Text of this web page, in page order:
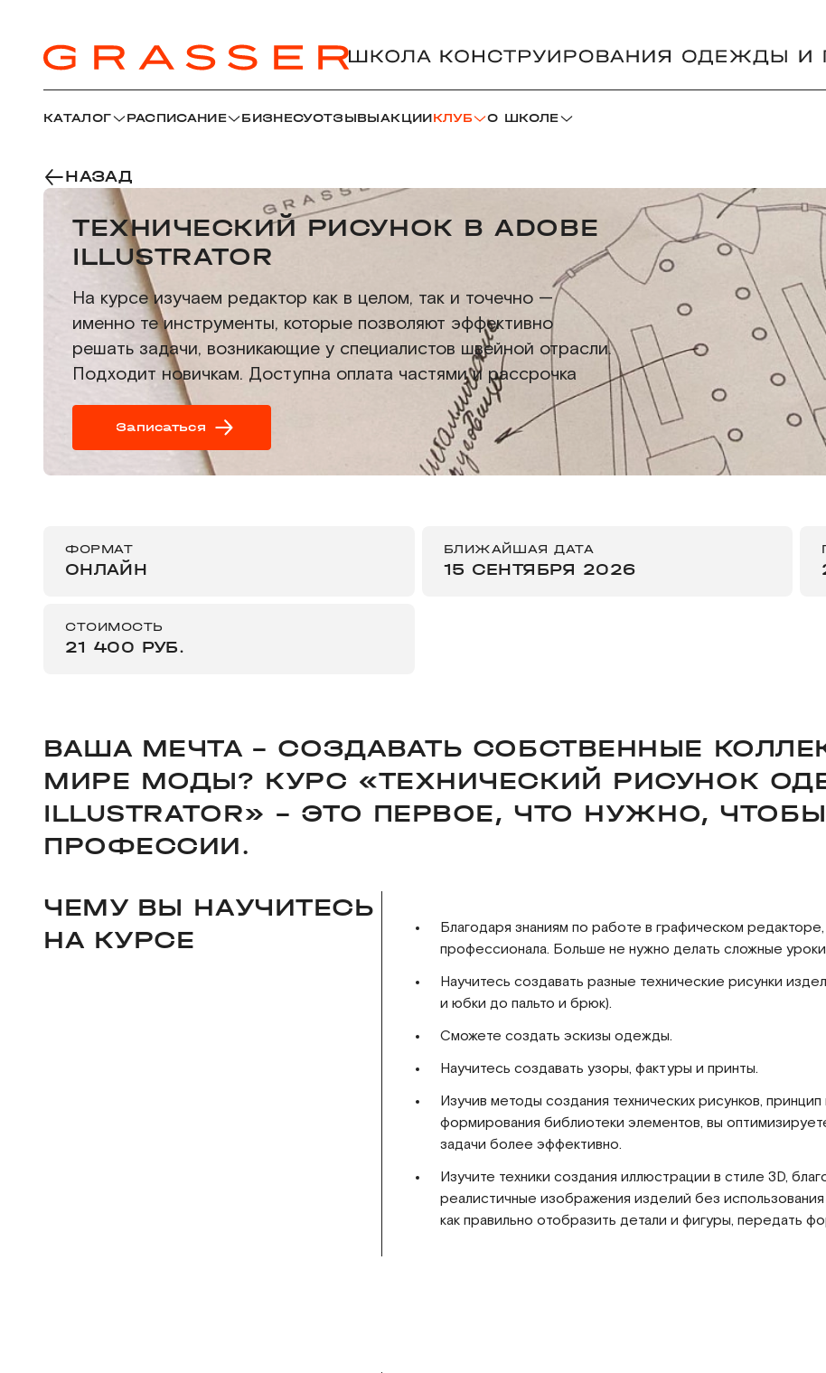
КАТАЛОГ РАСПИСАНИЕ БИЗНЕСУОТЗЫВЫАКЦИИКЛУБ О ШКОЛЕ
НАЗАД
ТЕХНИЧЕСКИЙ РИСУНОК В ADOBE
ILLUSTRATOR
На курсе изучаем редактор как в целом, так и точечно —
именно те инструменты, которые позволяют эффективно
решать задачи, возникающие у специалистов швейной отрасли.
Подходит новичкам. Доступна оплата частями и рассрочка
Записаться
ФОРМАТ
ОНЛАЙН
БЛИЖАЙШАЯ ДАТА
15 СЕНТЯБРЯ 2026
СТОИМОСТЬ
21 400 РУБ.
ВАША МЕЧТА – СОЗДАВАТЬ СОБСТВЕННЫЕ
МИРЕ МОДЫ? КУРС «ТЕХНИЧЕСКИЙ РИСУНОК
ILLUSTRATOR» – ЭТО ПЕРВОЕ, ЧТО НУЖНО,
ПРОФЕССИИ.
ЧЕМУ ВЫ НАУЧИТЕСЬ
НА КУРСЕ
Благодаря знаниям по работе в графическом
профессионала. Больше не нужно делать сложные
Научитесь создавать разные технические рисунки
и юбки до пальто и брюк).
Сможете создать эскизы одежды.
Научитесь создавать узоры, фактуры и принты.
Изучив методы создания технических рисунков,
формирования библиотеки элементов, вы
задачи более эффективно.
Изучите техники создания иллюстрации в стиле 3D,
реалистичные изображения изделий без
как правильно отобразить детали и фигуры, передать